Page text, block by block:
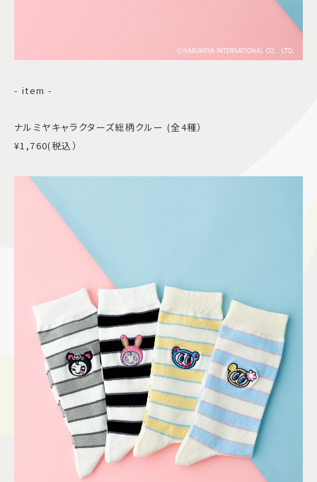
- item -
ナルミヤキャラクターズ総柄クルー (全4種）
¥1,760(税込）